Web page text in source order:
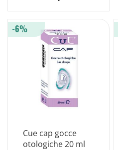
Cue cap gocce
otologiche 20 ml
-6%